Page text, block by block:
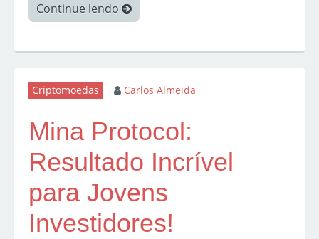
Continue lendo
Criptomoedas Carlos Almeida
Mina Protocol:
Resultado Incrível
para Jovens
Investidores!